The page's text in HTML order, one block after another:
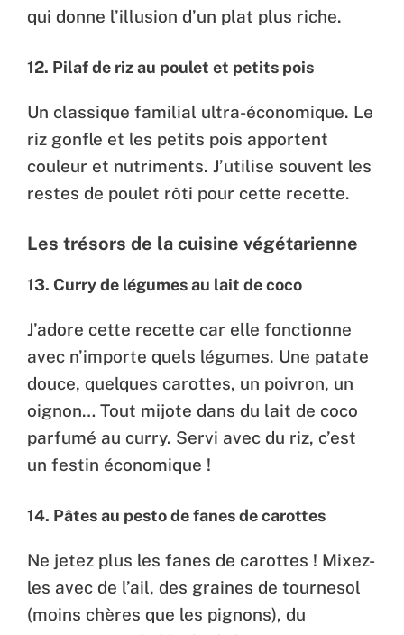
qui donne l’illusion d’un plat plus riche.
12. Pilaf de riz au poulet et petits pois
Un classique familial ultra-économique. Le
riz gonfle et les petits pois apportent
couleur et nutriments. J’utilise souvent les
restes de poulet rôti pour cette recette.
Les trésors de la cuisine végétarienne
13. Curry de légumes au lait de coco
J’adore cette recette car elle fonctionne
avec n’importe quels légumes. Une patate
douce, quelques carottes, un poivron, un
oignon… Tout mijote dans du lait de coco
parfumé au curry. Servi avec du riz, c’est
un festin économique !
14. Pâtes au pesto de fanes de carottes
Ne jetez plus les fanes de carottes ! Mixez-
les avec de l’ail, des graines de tournesol
(moins chères que les pignons), du